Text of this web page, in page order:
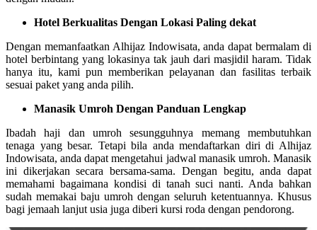
Hotel Berkualitas Dengan Lokasi Paling dekat
Dengan memanfaatkan Alhijaz Indowisata, anda dapat bermalam di
hotel berbintang yang lokasinya tak jauh dari masjidil haram. Tidak
hanya itu, kami pun memberikan pelayanan dan fasilitas terbaik
sesuai paket yang anda pilih.
Manasik Umroh Dengan Panduan Lengkap
Ibadah haji dan umroh sesungguhnya memang membutuhkan
tenaga yang besar. Tetapi bila anda mendaftarkan diri di Alhijaz
Indowisata, anda dapat mengetahui jadwal manasik umroh. Manasik
ini dikerjakan secara bersama-sama. Dengan begitu, anda dapat
memahami bagaimana kondisi di tanah suci nanti. Anda bahkan
sudah memakai baju umroh dengan seluruh ketentuannya. Khusus
bagi jemaah lanjut usia juga diberi kursi roda dengan pendorong.